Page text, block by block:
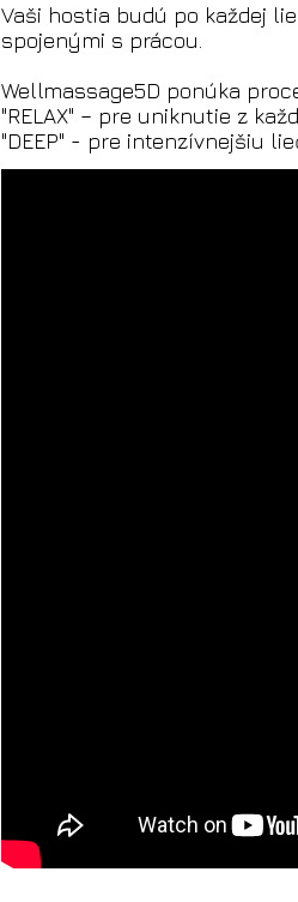
Vaši hostia budú po každej
spojenými s prácou.
Wellmassage5D ponúka
"RELAX" – pre uniknutie z
"DEEP" - pre intenzívnejšiu